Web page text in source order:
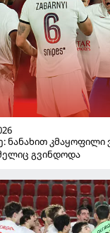
ნანახით კმაყოფილი
გვინდოდა